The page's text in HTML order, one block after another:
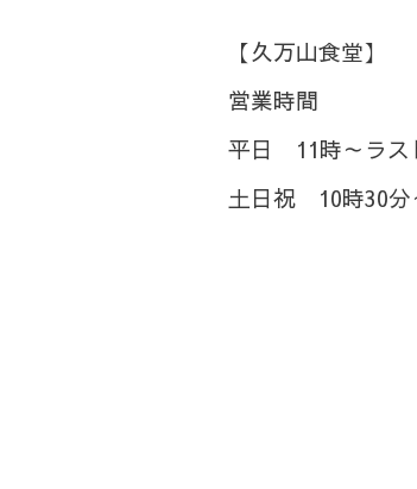
【久万山食堂】
営業時間
平日 11時～ラス
土日祝 10時30分